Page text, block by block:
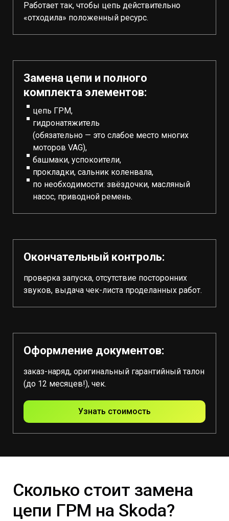
Работает так, чтобы цепь действительно
«отходила» положенный ресурс.
Замена цепи и полного
комплекта элементов:
цепь ГРМ,
гидронатяжитель
(обязательно — это слабое место многих
моторов VAG),
башмаки, успокоители,
прокладки, сальник коленвала,
по необходимости: звёздочки, масляный
насос, приводной ремень.
Окончательный контроль:
проверка запуска, отсутствие посторонних
звуков, выдача чек-листа проделанных работ.
Оформление документов:
заказ-наряд, оригинальный гарантийный талон
(до 12 месяцев!), чек.
Узнать стоимость
Сколько стоит замена
цепи ГРМ на Skoda?